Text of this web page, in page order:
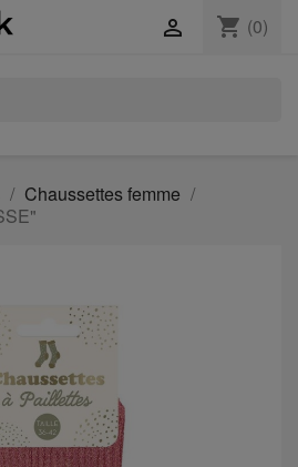
shopping_cart (0)

Chaussettes femme